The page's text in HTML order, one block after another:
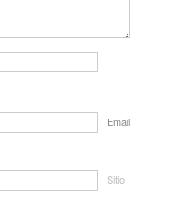
Email
Sitio